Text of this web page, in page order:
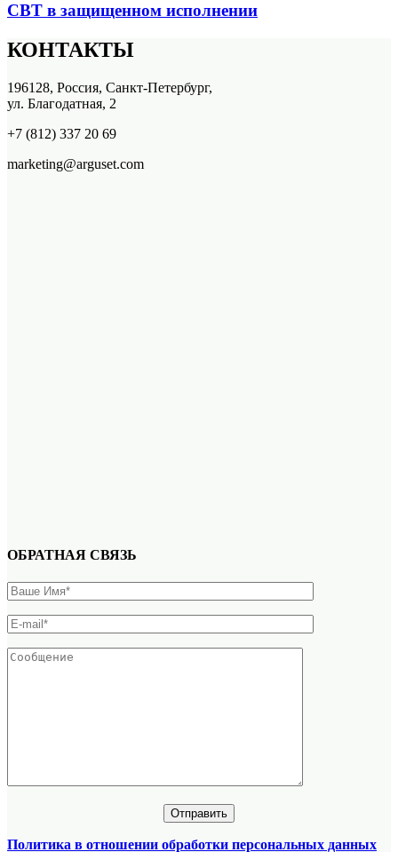
СВТ в защищенном исполнении
КОНТАКТЫ
196128, Россия, Санкт-Петербург,
ул. Благодатная, 2
+7 (812) 337 20 69
marketing@arguset.com
ОБРАТНАЯ СВЯЗЬ
Политика в отношении обработки персональных данных